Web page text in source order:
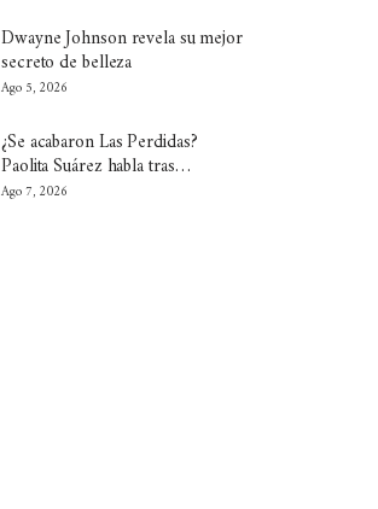
Dwayne Johnson revela su mejor
secreto de belleza
Ago 5, 2026
¿Se acabaron Las Perdidas?
Paolita Suárez habla tras…
Ago 7, 2026